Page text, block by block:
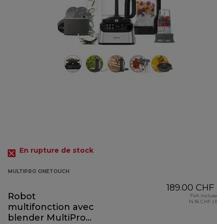
En rupture de stock
MULTIPRO ONETOUCH
Robot
multifonction avec
blender MultiPro
189.00 CHF
TVA
14.16 CHF (